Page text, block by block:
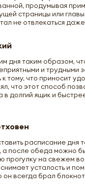
продумывая
страницы или
не отвлекаться
дня таким образом,
и трудными
тому, что приносит
что этот способ
в долгий ящик и
расписание дня
а после обеда можно
прогулку на свежем
усталость и
всегда брал